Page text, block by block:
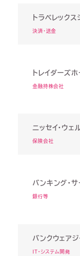
トラベレック
決済・送金
トレイダーズ
金融持株会社
ニッセイ・ウ
保険会社
バンキング・サ
銀行等
バンクウェア
IT・システム開発